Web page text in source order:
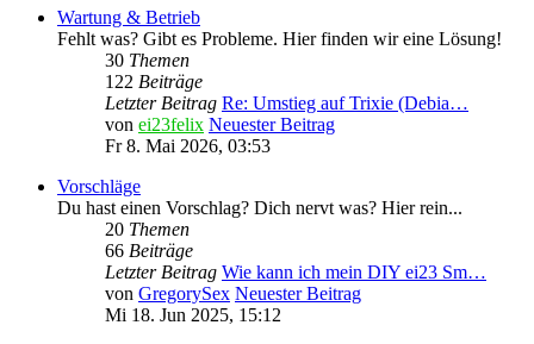
Wartung & Betrieb
Fehlt was? Gibt es Probleme. Hier finden wir eine Lösung!
30 Themen
122 Beiträge
Letzter Beitrag Re: Umstieg auf Trixie (Debia…
von ei23felix Neuester Beitrag
Fr 8. Mai 2026, 03:53
Vorschläge
Du hast einen Vorschlag? Dich nervt was? Hier rein...
20 Themen
66 Beiträge
Letzter Beitrag Wie kann ich mein DIY ei23 Sm…
von GregorySex Neuester Beitrag
Mi 18. Jun 2025, 15:12